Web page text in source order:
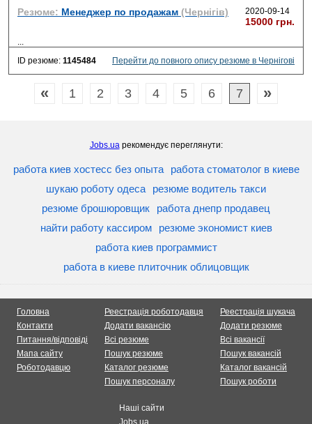
Резюме: Менеджер по продажам (Чернігів) 2020-09-14
15000 грн.
...
ID резюме: 1145484 Перейти до повного опису резюме в Чернігові
« 1 2 3 4 5 6 7 »
Jobs.uaрекомендує переглянути:
работа киев хостесс без опыта
работа стоматолог в киеве
шукаю роботу одеса
резюме водитель такси
резюме брошюровщик
работа днепр продавец
найти работу кассиром
резюме экономист киев
работа киев программист
работа в киеве плиточник облицовщик
Головна
Контакти
Питання/відповіді
Мапа сайту
Роботодавцю
Реестрація роботодавця
Додати вакансію
Всі резюме
Пошук резюме
Каталог резюме
Пошук персоналу
Реестрація шукача
Додати резюме
Всі вакансії
Пошук вакансій
Каталог вакансій
Пошук роботи
Наші сайти
Jobs.ua